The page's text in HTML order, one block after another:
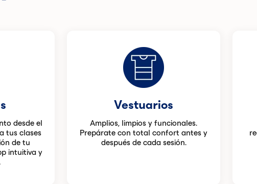
desde el
tus clases
de tu
intuitiva y
Vestuarios
Amplios, limpios y funcionales.
Prepárate con total confort antes y
después de cada sesión.